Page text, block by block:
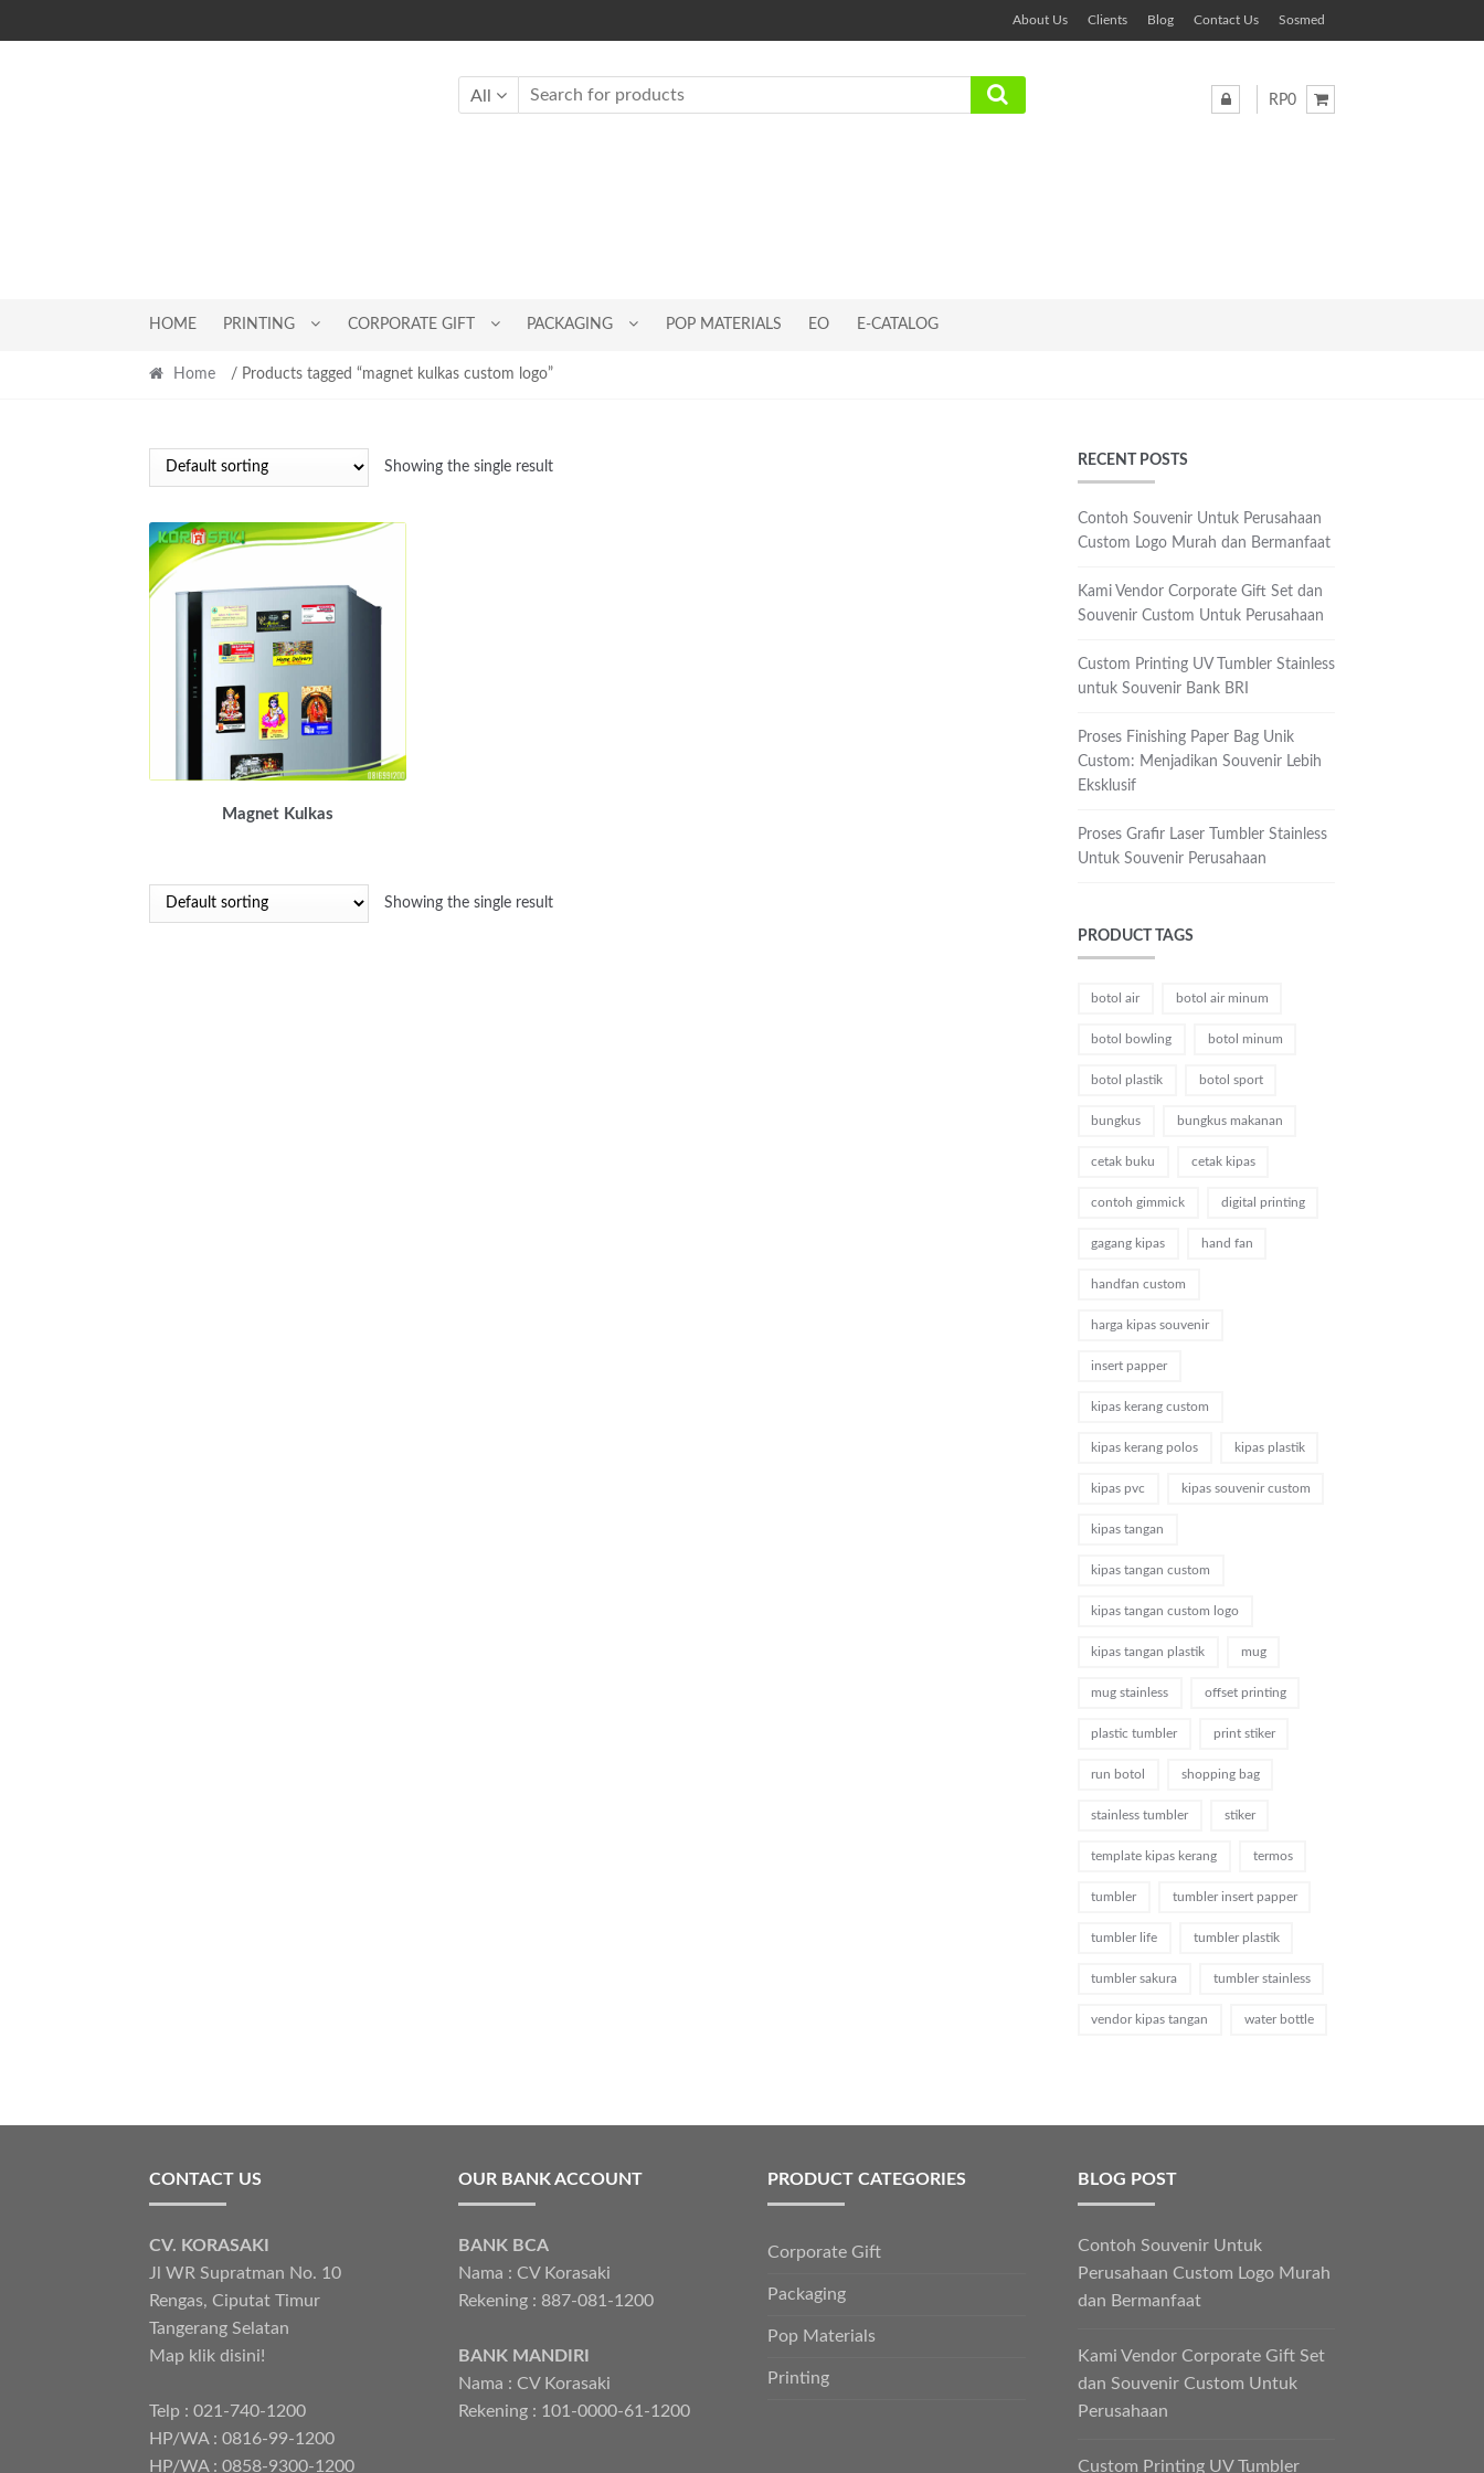
to
to
About Us Clients Blog Contact Us Sosmed
All RP0
HOME PRINTING CORPORATE GIFT PACKAGING POP MATERIALS EO E-CATALOG
Home / Products tagged “magnet kulkas custom logo”
Showing the single result
Magnet Kulkas
Showing the single result
RECENT POSTS
Contoh Souvenir Untuk Perusahaan
Custom Logo Murah dan Bermanfaat
Kami Vendor Corporate Gift Set dan
Souvenir Custom Untuk Perusahaan
Custom Printing UV Tumbler Stainless
untuk Souvenir Bank BRI
Proses Finishing Paper Bag Unik
Custom: Menjadikan Souvenir Lebih
Eksklusif
Proses Grafir Laser Tumbler Stainless
Untuk Souvenir Perusahaan
PRODUCT TAGS
botol air botol air minum
botol bowling botol minum
botol plastik botol sport
bungkus bungkus makanan
cetak buku cetak kipas
contoh gimmick digital printing
gagang kipas hand fan
handfan custom
harga kipas souvenir
insert papper
kipas kerang custom
kipas kerang polos kipas plastik
kipas pvc kipas souvenir custom
kipas tangan
kipas tangan custom
kipas tangan custom logo
kipas tangan plastik mug
mug stainless offset printing
plastic tumbler print stiker
run botol shopping bag
stainless tumbler stiker
template kipas kerang termos
tumbler tumbler insert papper
tumbler life tumbler plastik
tumbler sakura tumbler stainless
vendor kipas tangan water bottle
CONTACT US
CV. KORASAKI
Jl WR Supratman No. 10
Rengas, Ciputat Timur
Tangerang Selatan
Map klik disini!
Telp : 021-740-1200
HP/WA : 0816-99-1200
HP/WA : 0858-9300-1200
OUR BANK ACCOUNT
BANK BCA
Nama : CV Korasaki
Rekening : 887-081-1200
BANK MANDIRI
Nama : CV Korasaki
Rekening : 101-0000-61-1200
PRODUCT CATEGORIES
Corporate Gift
Packaging
Pop Materials
Printing
BLOG POST
Contoh Souvenir Untuk
Perusahaan Custom Logo Murah
dan Bermanfaat
Kami Vendor Corporate Gift Set
dan Souvenir Custom Untuk
Perusahaan
Custom Printing UV Tumbler